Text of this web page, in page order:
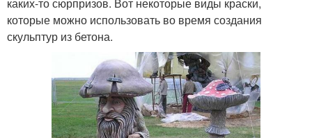
которые можно использовать во время создания
скульптур из бетона.